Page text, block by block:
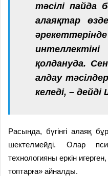
тәсілі пайда
алаяқтар
қолдануда.
алдау
келеді, –
Расында, бүгінгі алаяқ
шектелмейді. Олар
технологияны еркін
топтарға» айналды.